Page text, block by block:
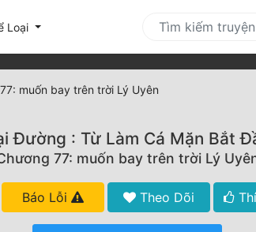
Loại
muốn bay trên trời Lý Uyên
Đường : Từ Làm Cá Mặn Bắt
77: muốn bay trên trời Lý
Báo Lỗi Theo Dõi